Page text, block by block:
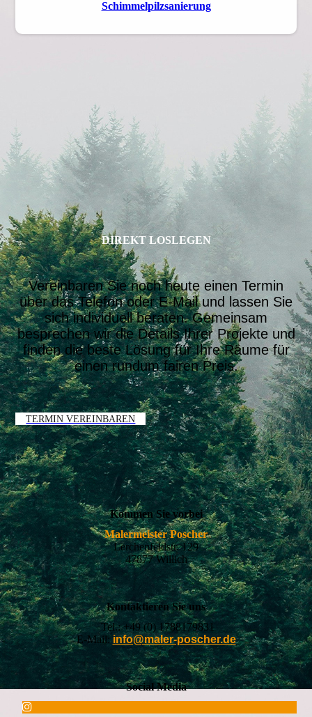
Schimmel­pilzsanierung
DIREKT LOSLEGEN
Vereinbaren Sie noch heute einen Termin
über das Telefon oder E-Mail und lassen Sie
sich individuell beraten. Gemeinsam
besprechen wir die Details Ihrer Projekte und
finden die beste Lösung für Ihre Räume für
einen rundum fairen Preis.
TERMIN VEREINBAREN
Kommen Sie vorbei
Malermeister Poscher
Lerchenfeldstr. 129
47877 Willich
Kontaktieren Sie uns
Tel.:+49 (0) 1788179831
E-Mail: info@maler-poscher.de
Social Media